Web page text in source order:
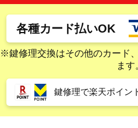
各種カード払いOK
※鍵修理交換はその他のカード
ます
鍵修理で楽天ポイン